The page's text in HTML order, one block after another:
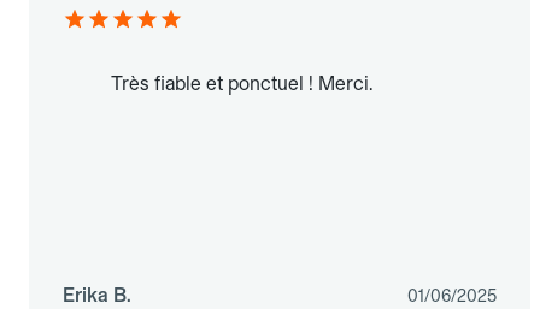
Très fiable et ponctuel ! Merci.
Erika B. 01/06/2025